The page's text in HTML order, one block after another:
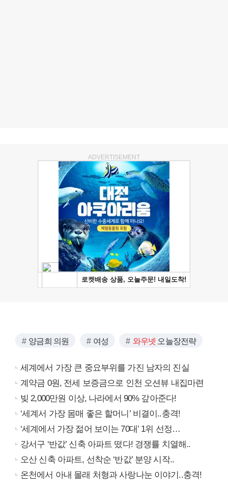
ADVERTISEMENT
양금희 의원 여성 와우넷 오늘장전략
세계에서 가장 큰 중요부위를 가진 남자의 진실
계약금 0원, 전세 보증금으로 인천 오션뷰 내집마련
빚 2,000만원 이상, 나라에서 90% 갚아준다!
‘세계서 가장 몸매 좋은 할머니’ 비결이..충격!
‘세계에서 가장 젊어 보이는 70대’ 1위 선정…
강서구 ‘반값’ 신축 아파트 떴다! 경쟁률 치열해..
오산 신축 아파트, 선착순 ‘반값’ 분양 시작..
온천에서 아내 몰래 처형과 사랑나눈 이야기..충격!